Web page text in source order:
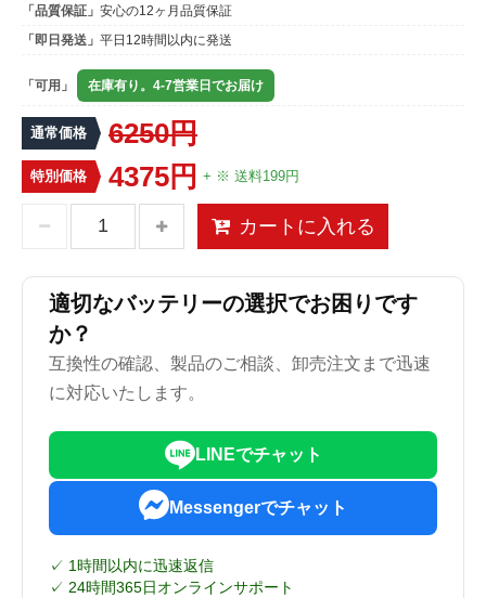
「品質保証」 安心の12ヶ月品質保証
「即日発送」 平日12時間以内に発送
「可用」 在庫有り。4-7営業日でお届け
通常価格 6250円
特別価格 4375円 + ※ 送料199円
カートに入れる
適切なバッテリーの選択でお困りです
か？
互換性の確認、製品のご相談、卸売注文まで迅速
に対応いたします。
LINEでチャット
Messengerでチャット
✓ 1時間以内に迅速返信
✓ 24時間365日オンラインサポート